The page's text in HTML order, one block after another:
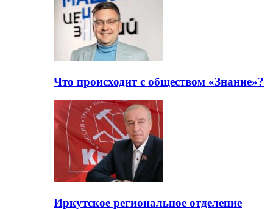
Что происходит с обществом «Знание»?
Иркутское региональное отделение